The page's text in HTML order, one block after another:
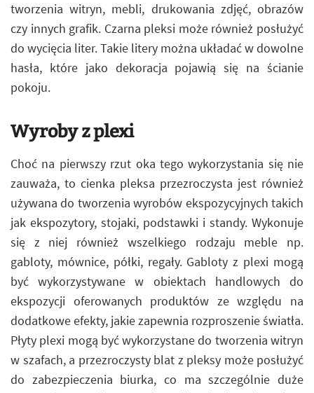
tworzenia witryn, mebli, drukowania zdjęć, obrazów
czy innych grafik. Czarna pleksi może również posłużyć
do wycięcia liter. Takie litery można układać w dowolne
hasła, które jako dekoracja pojawią się na ścianie
pokoju.
Wyroby z plexi
Choć na pierwszy rzut oka tego wykorzystania się nie
zauważa, to cienka pleksa przezroczysta jest również
używana do tworzenia wyrobów ekspozycyjnych takich
jak ekspozytory, stojaki, podstawki i standy. Wykonuje
się z niej również wszelkiego rodzaju meble np.
gabloty, mównice, półki, regały. Gabloty z plexi mogą
być wykorzystywane w obiektach handlowych do
ekspozycji oferowanych produktów ze względu na
dodatkowe efekty, jakie zapewnia rozproszenie światła.
Płyty plexi mogą być wykorzystane do tworzenia witryn
w szafach, a przezroczysty blat z pleksy może posłużyć
do zabezpieczenia biurka, co ma szczególnie duże